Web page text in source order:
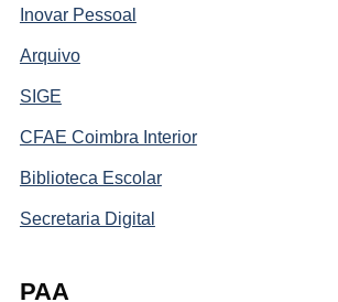
Inovar Pessoal
Arquivo
SIGE
CFAE Coimbra Interior
Biblioteca Escolar
Secretaria Digital
PAA